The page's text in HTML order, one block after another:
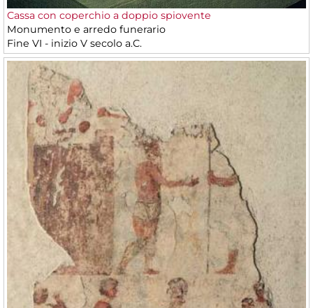
Cassa con coperchio a doppio spiovente
Monumento e arredo funerario
Fine VI - inizio V secolo a.C.